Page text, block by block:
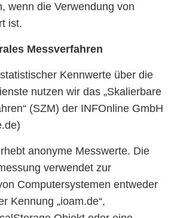
wenn die Verwendung von
ist.
Messverfahren
Kennwerte über die
nutzen wir das „Skalierbare
(SZM) der INFOnline GmbH
anonyme Messwerte. Die
verwendet zur
Computersystemen entweder
Kennung „ioam.de“,